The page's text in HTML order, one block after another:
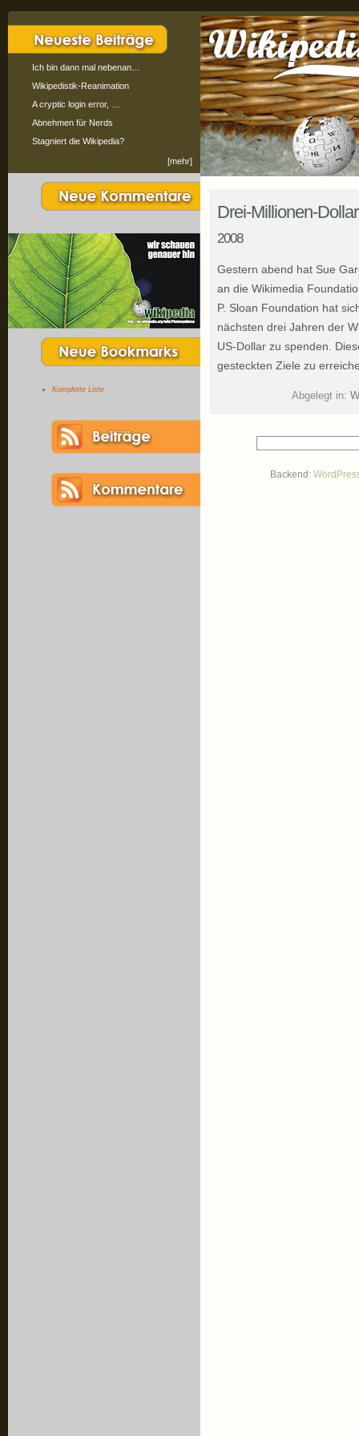
Ich bin dann mal nebenan…
Wikipedistik-Reanimation
A cryptic login error, …
Abnehmen für Nerds
Stagniert die Wikipedia?
[mehr]
Komplette Liste
Drei-Millionen-
2008
Gestern abend hat Sue
an die Wikimedia
P. Sloan Foundation hat
nächsten drei Jahren der
US-Dollar zu spenden.
gesteckten Ziele zu
Abgelegt in:
Backend: